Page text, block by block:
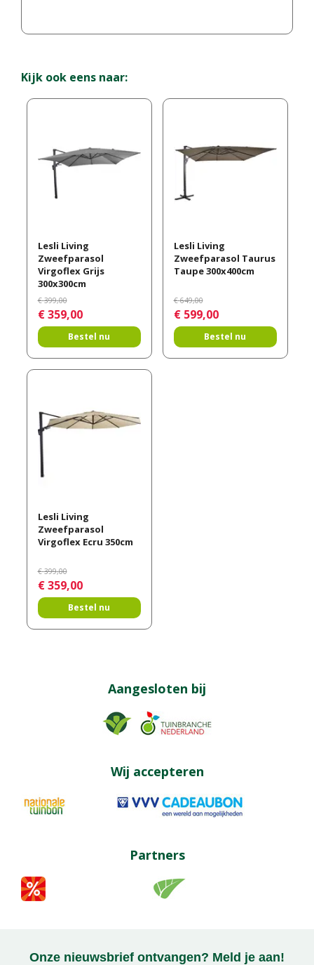
Kijk ook eens naar:
Lesli Living
Zweefparasol
Virgoflex Grijs
300x300cm
€ 399,00
€ 359,00
Bestel nu
Lesli Living
Zweefparasol Taurus
Taupe 300x400cm
€ 649,00
€ 599,00
Bestel nu
Lesli Living
Zweefparasol
Virgoflex Ecru 350cm
€ 399,00
€ 359,00
Bestel nu
Aangesloten bij
Wij accepteren
Partners
Onze nieuwsbrief ontvangen? Meld je aan!